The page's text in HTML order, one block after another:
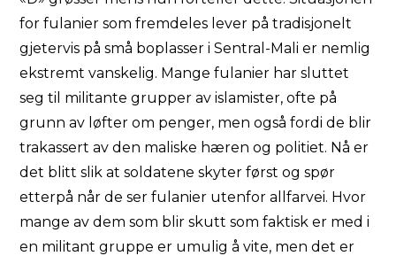
for fulanier som fremdeles lever på tradisjonelt
gjetervis på små boplasser i Sentral-Mali er nemlig
ekstremt vanskelig. Mange fulanier har sluttet
seg til militante grupper av islamister, ofte på
grunn av løfter om penger, men også fordi de blir
trakassert av den maliske hæren og politiet. Nå er
det blitt slik at soldatene skyter først og spør
etterpå når de ser fulanier utenfor allfarvei. Hvor
mange av dem som blir skutt som faktisk er med i
en militant gruppe er umulig å vite, men det er